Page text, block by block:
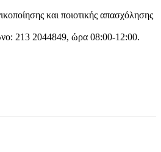
και ποιοτικής απασχόλησης
213 2044849, ώρα 08:00-12:00.